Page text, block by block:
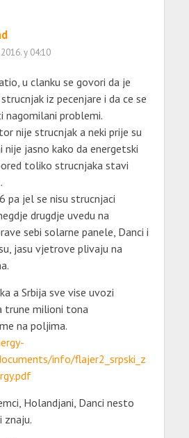
2016. у 04:10
u clanku se govori da je
iz pecenjare i da ce se
nagomilani problemi.
nije strucnjak a neki prije su
nije jasno kako da energetski
toliko strucnjaka stavi
pa jel se nisu strucnjaci
drugdje uvedu na
sebi solarne panele, Danci i
jasu vjetrove plivaju na
a Srbija sve vise uvozi
trune milioni tona
na poljima.
info/flajer2_srpski_z
Holandjani, Danci nesto
znaju.